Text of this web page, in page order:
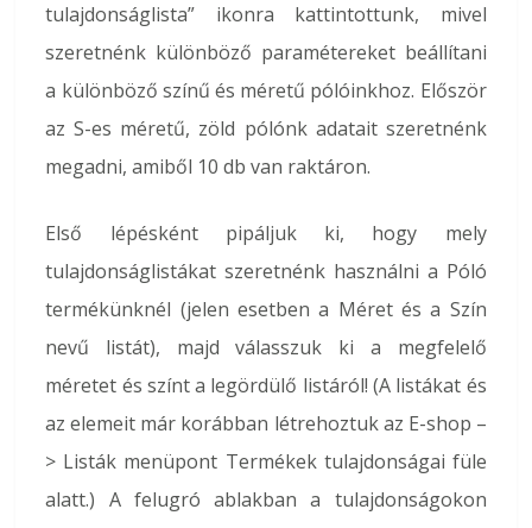
tulajdonságlista” ikonra kattintottunk, mivel
szeretnénk különböző paramétereket beállítani
a különböző színű és méretű pólóinkhoz. Először
az S-es méretű, zöld pólónk adatait szeretnénk
megadni, amiből 10 db van raktáron.
Első lépésként pipáljuk ki, hogy mely
tulajdonságlistákat szeretnénk használni a Póló
termékünknél (jelen esetben a Méret és a Szín
nevű listát), majd válasszuk ki a megfelelő
méretet és színt a legördülő listáról! (A listákat és
az elemeit már korábban létrehoztuk az E-shop –
> Listák menüpont Termékek tulajdonságai füle
alatt.) A felugró ablakban a tulajdonságokon